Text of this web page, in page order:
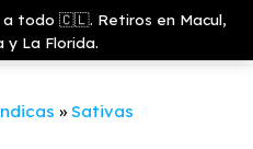
a todo 🇨🇱. Retiros en Macul,
y La Florida.
Growshop
LED
» Sativas